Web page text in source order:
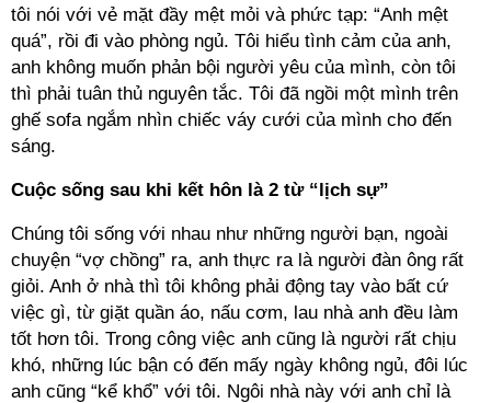
tôi nói với vẻ mặt đầy mệt mỏi và phức tạp: “Anh mệt
quá”, rồi đi vào phòng ngủ. Tôi hiểu tình cảm của anh,
anh không muốn phản bội người yêu của mình, còn tôi
thì phải tuân thủ nguyên tắc. Tôi đã ngồi một mình trên
ghế sofa ngắm nhìn chiếc váy cưới của mình cho đến
sáng.
Cuộc sống sau khi kết hôn là 2 từ “lịch sự”
Chúng tôi sống với nhau như những người bạn, ngoài
chuyện “vợ chồng” ra, anh thực ra là người đàn ông rất
giỏi. Anh ở nhà thì tôi không phải động tay vào bất cứ
việc gì, từ giặt quần áo, nấu cơm, lau nhà anh đều làm
tốt hơn tôi. Trong công việc anh cũng là người rất chịu
khó, những lúc bận có đến mấy ngày không ngủ, đôi lúc
anh cũng “kể khổ” với tôi. Ngôi nhà này với anh chỉ là